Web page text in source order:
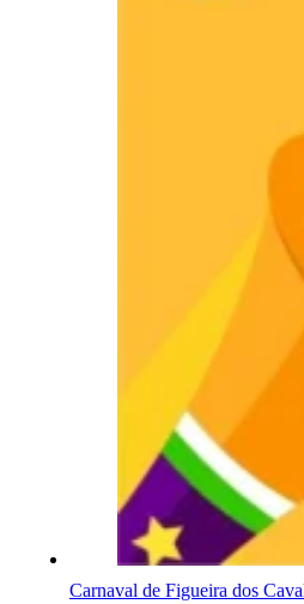
Carnaval de Figueira dos